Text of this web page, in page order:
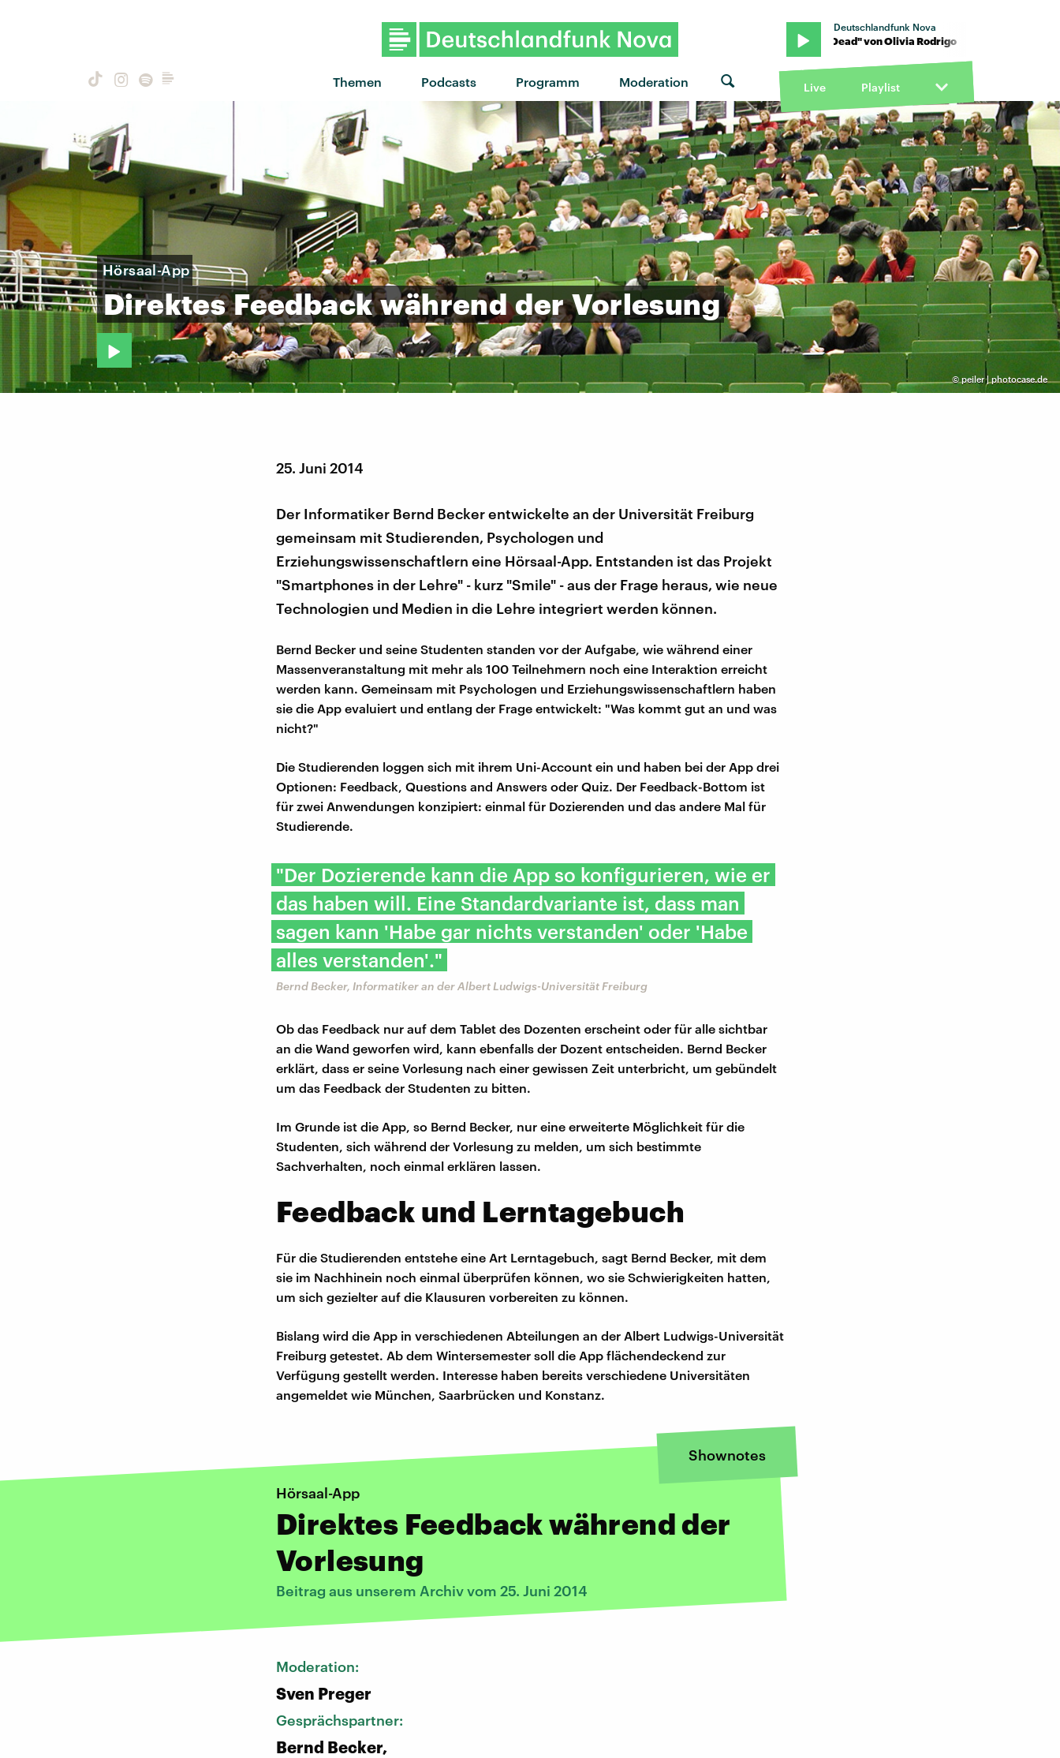
Themen Podcasts Programm Moderation
Deutschlandfunk Nova
"Drop Dead" von Olivia Rodrigo · "Drop Dead" von Olivia Rodrigo · "Drop Dead" von Olivia
Live Playlist
©peiler | photocase.de
Hörsaal-App
Direktes Feedback während der Vorlesung
25. Juni 2014
Der Informatiker Bernd Becker entwickelte an der Universität Freiburg
gemeinsam mit Studierenden, Psychologen und
Erziehungswissenschaftlern eine Hörsaal-App. Entstanden ist das Projekt
"Smartphones in der Lehre" - kurz "Smile" - aus der Frage heraus, wie neue
Technologien und Medien in die Lehre integriert werden können.
Bernd Becker und seine Studenten standen vor der Aufgabe, wie während einer
Massenveranstaltung mit mehr als 100 Teilnehmern noch eine Interaktion erreicht
werden kann. Gemeinsam mit Psychologen und Erziehungswissenschaftlern haben
sie die App evaluiert und entlang der Frage entwickelt: "Was kommt gut an und was
nicht?"
Die Studierenden loggen sich mit ihrem Uni-Account ein und haben bei der App drei
Optionen: Feedback, Questions and Answers oder Quiz. Der Feedback-Bottom ist
für zwei Anwendungen konzipiert: einmal für Dozierenden und das andere Mal für
Studierende.
"Der Dozierende kann die App so konfigurieren, wie er
das haben will. Eine Standardvariante ist, dass man
sagen kann 'Habe gar nichts verstanden' oder 'Habe
alles verstanden'."
Bernd Becker, Informatiker an der Albert Ludwigs-Universität Freiburg
Ob das Feedback nur auf dem Tablet des Dozenten erscheint oder für alle sichtbar
an die Wand geworfen wird, kann ebenfalls der Dozent entscheiden. Bernd Becker
erklärt, dass er seine Vorlesung nach einer gewissen Zeit unterbricht, um gebündelt
um das Feedback der Studenten zu bitten.
Im Grunde ist die App, so Bernd Becker, nur eine erweiterte Möglichkeit für die
Studenten, sich während der Vorlesung zu melden, um sich bestimmte
Sachverhalten, noch einmal erklären lassen.
Feedback und Lerntagebuch
Für die Studierenden entstehe eine Art Lerntagebuch, sagt Bernd Becker, mit dem
sie im Nachhinein noch einmal überprüfen können, wo sie Schwierigkeiten hatten,
um sich gezielter auf die Klausuren vorbereiten zu können.
Bislang wird die App in verschiedenen Abteilungen an der Albert Ludwigs-Universität
Freiburg getestet. Ab dem Wintersemester soll die App flächendeckend zur
Verfügung gestellt werden. Interesse haben bereits verschiedene Universitäten
angemeldet wie München, Saarbrücken und Konstanz.
Shownotes
Hörsaal-App
Direktes Feedback während der
Vorlesung
Beitrag aus unserem Archiv vom 25. Juni 2014
Moderation:
Sven Preger
Gesprächspartner:
Bernd Becker,